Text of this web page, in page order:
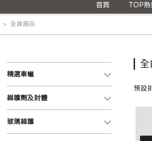
首頁 TOP熱
全館商品
精選車蠟
維護劑及封體
玻璃維護
全
預設